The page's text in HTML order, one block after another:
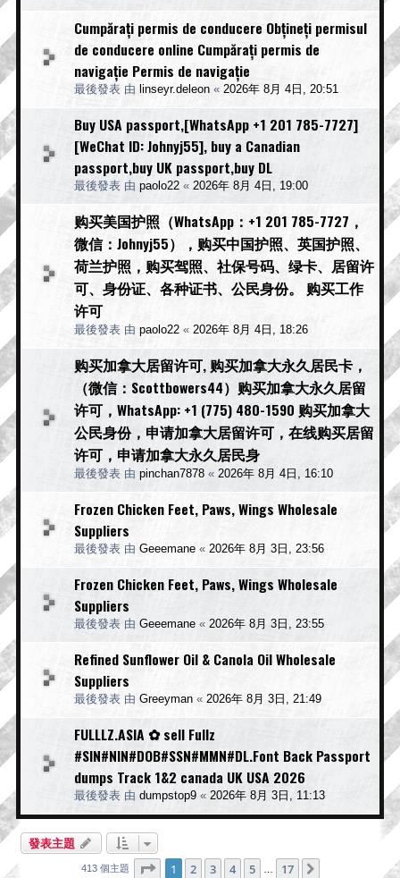
Cumpărați permis de conducere Obțineți permisul
de conducere online Cumpărați permis de
navigație Permis de navigație
最後發表 由 linseyr.deleon « 2026年 8月 4日, 20:51
Buy USA passport,[WhatsApp +1 201 785-7727]
[WeChat ID: Johnyj55], buy a Canadian
passport,buy UK passport,buy DL
最後發表 由 paolo22 « 2026年 8月 4日, 19:00
购买美国护照（WhatsApp：+1 201 785-7727，
微信：Johnyj55），购买中国护照、英国护照、
荷兰护照，购买驾照、社保号码、绿卡、居留许
可、身份证、各种证书、公民身份。 购买工作
许可
最後發表 由 paolo22 « 2026年 8月 4日, 18:26
购买加拿大居留许可, 购买加拿大永久居民卡，
（微信：Scottbowers44）购买加拿大永久居留
许可，WhatsApp: +1 (775) 480-1590 购买加拿大
公民身份，申请加拿大居留许可，在线购买居留
许可，申请加拿大永久居民身
最後發表 由 pinchan7878 « 2026年 8月 4日, 16:10
Frozen Chicken Feet, Paws, Wings Wholesale
Suppliers
最後發表 由 Geeemane « 2026年 8月 3日, 23:56
Frozen Chicken Feet, Paws, Wings Wholesale
Suppliers
最後發表 由 Geeemane « 2026年 8月 3日, 23:55
Refined Sunflower Oil & Canola Oil Wholesale
Suppliers
最後發表 由 Greeyman « 2026年 8月 3日, 21:49
FULLLZ.ASIA ✿ sell Fullz
#SIN#NIN#DOB#SSN#MMN#DL.Font Back Passport
dumps Track 1&2 canada UK USA 2026
最後發表 由 dumpstop9 « 2026年 8月 3日, 11:13
發表主題
413 個主題 第 1 頁 (共17 頁)
1 2 3 4 5 17